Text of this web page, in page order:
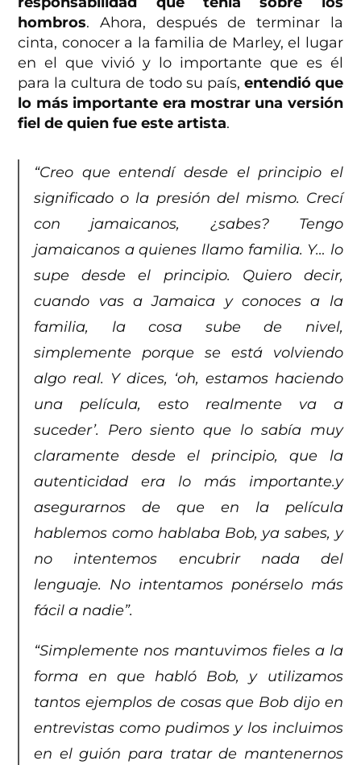
hombros. Ahora, después de terminar la
cinta, conocer a la familia de Marley, el lugar
en el que vivió y lo importante que es él
para la cultura de todo su país, entendió que
lo más importante era mostrar una versión
fiel de quien fue este artista.
“Creo que entendí desde el principio el
significado o la presión del mismo. Crecí
con jamaicanos, ¿sabes? Tengo
jamaicanos a quienes llamo familia. Y… lo
supe desde el principio. Quiero decir,
cuando vas a Jamaica y conoces a la
familia, la cosa sube de nivel,
simplemente porque se está volviendo
algo real. Y dices, ‘oh, estamos haciendo
una película, esto realmente va a
suceder’. Pero siento que lo sabía muy
claramente desde el principio, que la
autenticidad era lo más importante.y
asegurarnos de que en la película
hablemos como hablaba Bob, ya sabes, y
no intentemos encubrir nada del
lenguaje. No intentamos ponérselo más
fácil a nadie”.
“Simplemente nos mantuvimos fieles a la
forma en que habló Bob, y utilizamos
tantos ejemplos de cosas que Bob dijo en
entrevistas como pudimos y los incluimos
en el guión para tratar de mantenernos